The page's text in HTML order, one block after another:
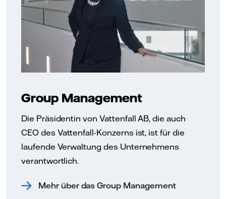
Group Management
Die Präsidentin von Vattenfall AB, die auch
CEO des Vattenfall-Konzerns ist, ist für die
laufende Verwaltung des Unternehmens
verantwortlich.
Mehr über das Group Management